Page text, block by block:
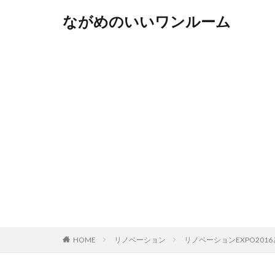
ながめのいいワンルーム
HOME リノベーション リノベーション